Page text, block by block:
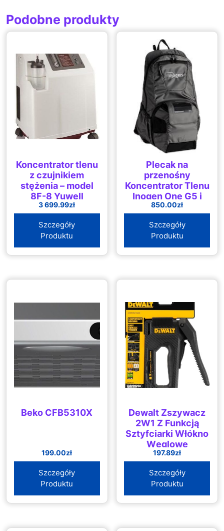
Podobne produkty
Koncentrator tlenu
z czujnikiem
stężenia – model
8F-8 Yuwell
3 699.99zł
Szczegóły
Produktu
Plecak na
przenośny
Koncentrator Tlenu
Inogen One G5 i
Rove 6
850.00zł
Szczegóły
Produktu
Beko CFB5310X
199.00zł
Szczegóły
Produktu
Dewalt Zszywacz
2W1 Z Funkcją
Sztyfciarki Włókno
Węglowe
(DWHT802760)
197.89zł
Szczegóły
Produktu